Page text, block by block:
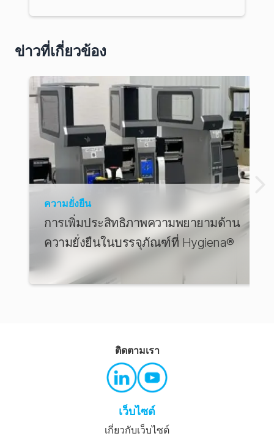
ข่าวที่เกี่ยวข้อง
ความยั่งยืน
การเพิ่มประสิทธิภาพความพยายามด้าน
ความยั่งยืนในบรรจุภัณฑ์ที่ Hygiena®
เว็บไซต์
เกี่ยวกับเว็บไซต์
ติดตามเรา